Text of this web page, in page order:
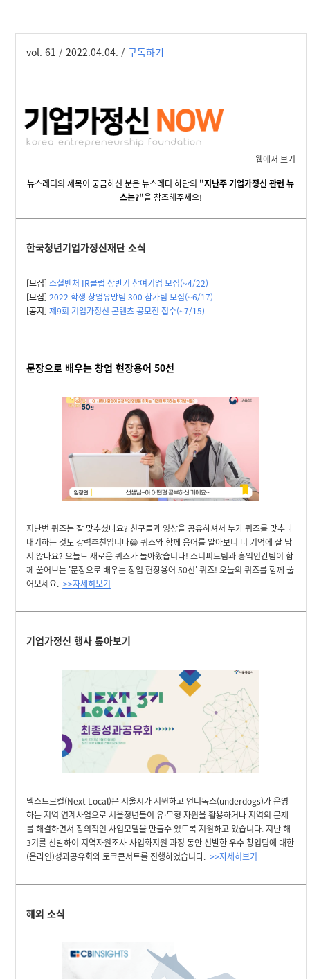
vol. 61 / 2022.04.04. / 구독하기
웹에서 보기
뉴스레터의 제목이 궁금하신 분은 뉴스레터 하단의 "지난주 기업가정신 관련 뉴
스는?"을 참조해주세요!
한국청년기업가정신재단 소식
[모집] 소셜벤처 IR클럽 상반기 참여기업 모집(~4/22)
[모집] 2022 학생 창업유망팀 300 참가팀 모집(~6/17)
[공지] 제9회 기업가정신 콘텐츠 공모전 접수(~7/15)
문장으로 배우는 창업 현장용어 50선
지난번 퀴즈는 잘 맞추셨나요? 친구들과 영상을 공유하셔서 누가 퀴즈를 맞추나
내기하는 것도 강력추천입니다😁 퀴즈와 함께 용어를 알아보니 더 기억에 잘 남
지 않나요? 오늘도 새로운 퀴즈가 돌아왔습니다! 스니피드팀과 흥익인간팀이 함
께 풀어보는 '문장으로 배우는 창업 현장용어 50선' 퀴즈! 오늘의 퀴즈를 함께 풀
어보세요. >>자세히보기
기업가정신 행사 톺아보기
넥스트로컬(Next Local)은 서울시가 지원하고 언더독스(underdogs)가 운영
하는 지역 연계사업으로 서울청년들이 유·무형 자원을 활용하거나 지역의 문제
를 해결하면서 창의적인 사업모델을 만들수 있도록 지원하고 있습니다. 지난 해
3기를 선발하여 지역자원조사-사업화지원 과정 동안 선발한 우수 창업팀에 대한
(온라인)성과공유회와 토크콘서트를 진행하였습니다. >>자세히보기
해외 소식